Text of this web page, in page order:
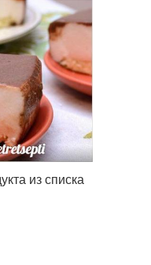
из списка